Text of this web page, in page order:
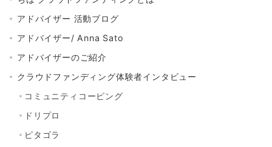
アドバイザー 活動ブログ
アドバイザー/ Anna Sato
アドバイザーのご紹介
クラウドファンディング体験者インタビュー
コミュニティコーピング
ドリプロ
ピタゴラ